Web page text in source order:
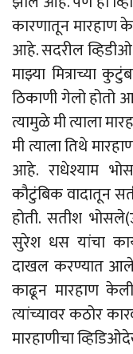
कारणातून मारहाण
आहे. सदरील व्हिडीओ
माझ्या मित्राच्या
ठिकाणी गेलो होतो
त्यामुळे मी त्याला
मी त्याला तिथे
आहे. राधेश्याम
कौटुंबिक वादातून
होती. सतीश
सुरेश धस यांचा
दाखल करण्यात
काढून मारहाण
त्यांच्यावर कठोर
मारहाणीचा